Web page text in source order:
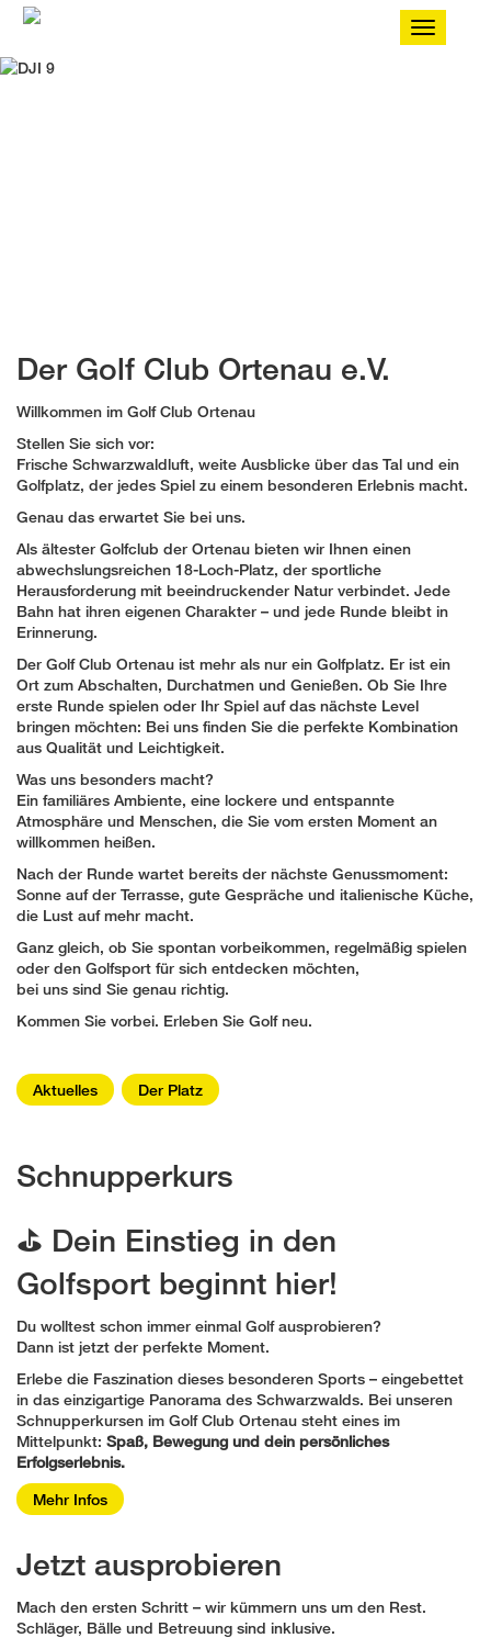
Toggle
Der Golf Club Ortenau e.V.
Willkommen im Golf Club Ortenau
Stellen Sie sich vor:
Frische Schwarzwaldluft, weite Ausblicke über das Tal und ein
Golfplatz, der jedes Spiel zu einem besonderen Erlebnis macht.
Genau das erwartet Sie bei uns.
Als ältester Golfclub der Ortenau bieten wir Ihnen einen
abwechslungsreichen 18-Loch-Platz, der sportliche
Herausforderung mit beeindruckender Natur verbindet. Jede
Bahn hat ihren eigenen Charakter – und jede Runde bleibt in
Erinnerung.
Der Golf Club Ortenau ist mehr als nur ein Golfplatz. Er ist ein
Ort zum Abschalten, Durchatmen und Genießen. Ob Sie Ihre
erste Runde spielen oder Ihr Spiel auf das nächste Level
bringen möchten: Bei uns finden Sie die perfekte Kombination
aus Qualität und Leichtigkeit.
Was uns besonders macht?
Ein familiäres Ambiente, eine lockere und entspannte
Atmosphäre und Menschen, die Sie vom ersten Moment an
willkommen heißen.
Nach der Runde wartet bereits der nächste Genussmoment:
Sonne auf der Terrasse, gute Gespräche und italienische Küche,
die Lust auf mehr macht.
Ganz gleich, ob Sie spontan vorbeikommen, regelmäßig spielen
oder den Golfsport für sich entdecken möchten,
bei uns sind Sie genau richtig.
Kommen Sie vorbei. Erleben Sie Golf neu.
Aktuelles Der Platz
Schnupperkurs
⛳ Dein Einstieg in den
Golfsport beginnt hier!
Du wolltest schon immer einmal Golf ausprobieren?
Dann ist jetzt der perfekte Moment.
Erlebe die Faszination dieses besonderen Sports – eingebettet
in das einzigartige Panorama des Schwarzwalds. Bei unseren
Schnupperkursen im Golf Club Ortenau steht eines im
Mittelpunkt: Spaß, Bewegung und dein persönliches
Erfolgserlebnis.
Mehr Infos
Jetzt ausprobieren
Mach den ersten Schritt – wir kümmern uns um den Rest.
Schläger, Bälle und Betreuung sind inklusive.